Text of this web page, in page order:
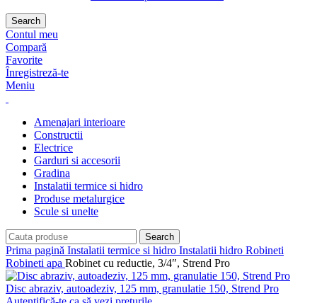
Search
Contul meu
Compară
Favorite
Înregistreză-te
Meniu
Amenajari interioare
Constructii
Electrice
Garduri si accesorii
Gradina
Instalatii termice si hidro
Produse metalurgice
Scule si unelte
Search
Prima pagină Instalatii termice si hidro Instalatii hidro Robineti
Robineti apa Robinet cu reductie, 3/4″, Strend Pro
Disc abraziv, autoadeziv, 125 mm, granulatie 150, Strend Pro